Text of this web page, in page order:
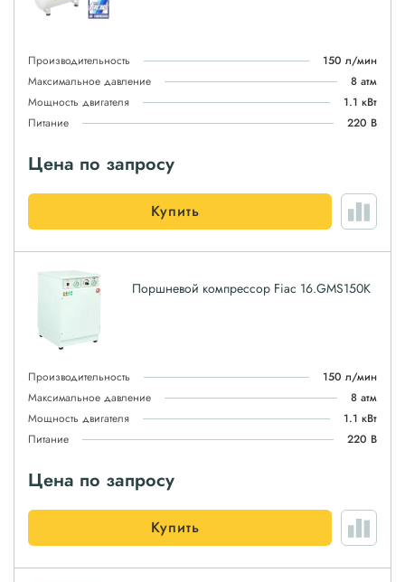
Производительность
150 л/мин
Максимальное давление
8 атм
Мощность двигателя
1.1 кВт
Питание
220 В
Цена по запросу
Купить
Поршневой компрессор Fiac 16.GMS150K
Производительность
150 л/мин
Максимальное давление
8 атм
Мощность двигателя
1.1 кВт
Питание
220 В
Цена по запросу
Купить